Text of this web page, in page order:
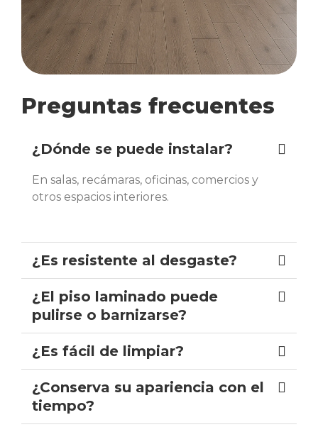
Preguntas frecuentes
¿Dónde se puede instalar?
En salas, recámaras, oficinas, comercios y
otros espacios interiores.
¿Es resistente al desgaste?
¿El piso laminado puede
pulirse o barnizarse?
¿Es fácil de limpiar?
¿Conserva su apariencia con el
tiempo?